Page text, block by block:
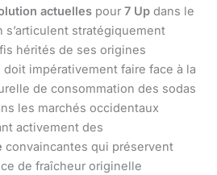
actuelles pour 7 Up dans le
stratégiquement
hérités de ses origines
impérativement faire face à la
de consommation des sodas
les marchés occidentaux
activement des
convaincantes qui préservent
de fraîcheur originelle